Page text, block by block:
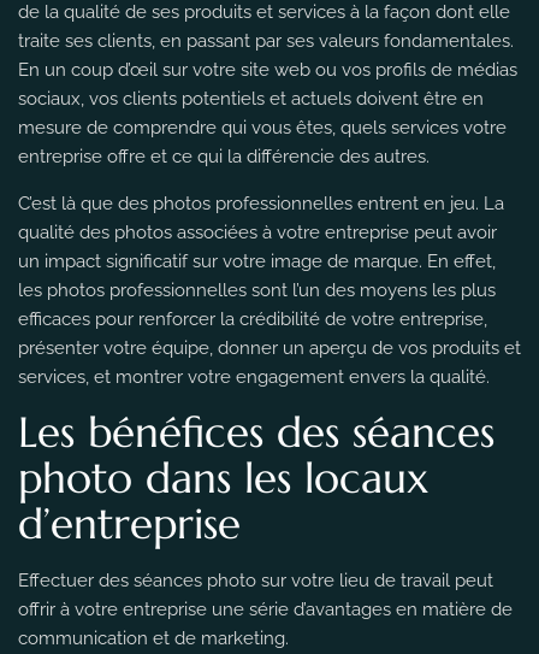
de la qualité de ses produits et services à la façon dont elle
traite ses clients, en passant par ses valeurs fondamentales.
En un coup d’œil sur votre site web ou vos profils de médias
sociaux, vos clients potentiels et actuels doivent être en
mesure de comprendre qui vous êtes, quels services votre
entreprise offre et ce qui la différencie des autres.
C’est là que des photos professionnelles entrent en jeu. La
qualité des photos associées à votre entreprise peut avoir
un impact significatif sur votre image de marque. En effet,
les photos professionnelles sont l’un des moyens les plus
efficaces pour renforcer la crédibilité de votre entreprise,
présenter votre équipe, donner un aperçu de vos produits et
services, et montrer votre engagement envers la qualité.
Les bénéfices des séances
photo dans les locaux
d’entreprise
Effectuer des séances photo sur votre lieu de travail peut
offrir à votre entreprise une série d’avantages en matière de
communication et de marketing.